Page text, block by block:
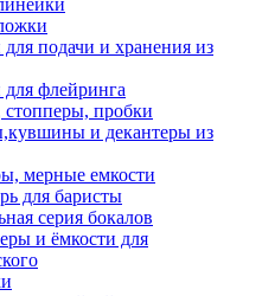
подачи и хранения из
флейринга
стопперы, пробки
и декантеры из
мерные емкости
для баристы
серия бокалов
и ёмкости для